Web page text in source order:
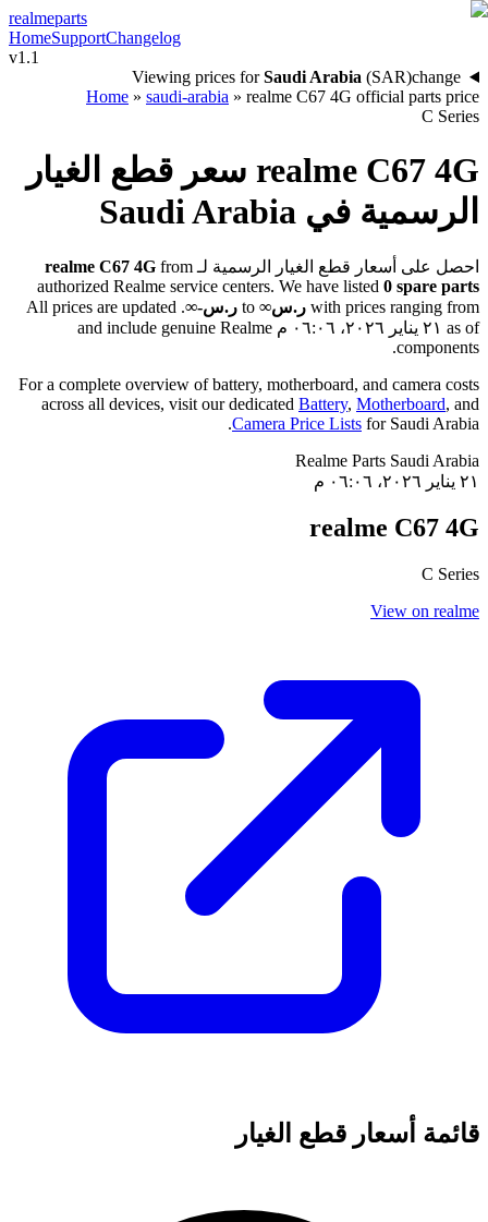
realmeparts
HomeSupportChangelog
v1.1
Viewing prices for Saudi Arabia (SAR)change
Home » saudi-arabia » realme C67 4G official parts price
C Series
realme C67 4G سعر قطع الغيار
الرسمية في Saudi Arabia
احصل على أسعار قطع الغيار الرسمية لـ realme C67 4G from
authorized Realme service centers. We have listed 0 spare parts
with prices ranging from ر.س∞ ر.س؜-∞ . All prices are updated
as of ٢١ يناير ٢٠٢٦، ٠٦:٠٦ م
and include genuine Realme
components.
For a complete overview of battery, motherboard, and camera costs
across all devices, visit our dedicated Battery, Motherboard, and
Camera Price Lists for Saudi Arabia
.
Realme Parts Saudi Arabia
٢١ يناير ٢٠٢٦، ٠٦:٠٦ م
realme C67 4G
C Series
View on realme
قائمة أسعار قطع الغيار